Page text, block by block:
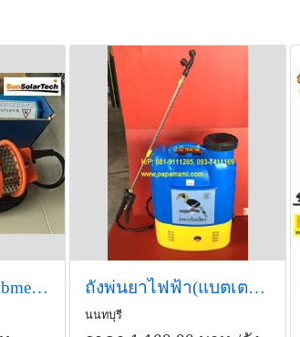
เครื่องสูบปั้มน้ำ Submersible DC ถังพ่นยาไฟฟ้า(แบตเตอรี่) 16ลิตร (1Socket, IC)นกเงือก
นนทบุรี